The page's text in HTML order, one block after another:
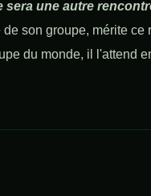
sera une autre
son groupe, mérite ce
du monde, il l'attend